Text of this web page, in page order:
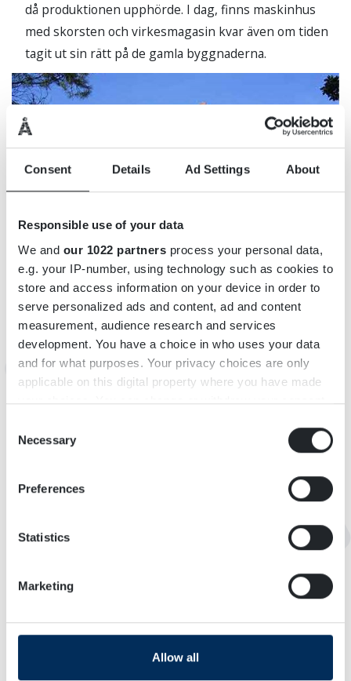
Consent Details Ad Settings About
Responsible use of your data
We and our 1022 partners process your personal data,
e.g. your IP-number, using technology such as cookies to
store and access information on your device in order to
serve personalized ads and content, ad and content
measurement, audience research and services
development. You have a choice in who uses your data
and for what purposes. Your privacy choices are only
applicable on this digital property where you have made
your choices. You can change or withdraw your consent
the Privacy trigger icon.
Collect information about your geographical
meters
Identify your device by actively scanning it for
Find out more about how your personal data is processed
We use cookies to personalise content and ads, to
Selection
Necessary
Preferences
Statistics
Marketing
Allow all
då produktionen upphörde. I dag, finns maskinhus
med skorsten och virkesmagasin kvar även om tiden
tagit ut sin rätt på de gamla byggnaderna.
INFORMATION